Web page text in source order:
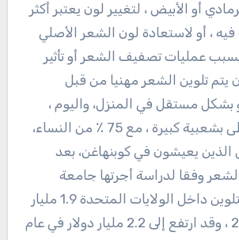
أو الأبيض ، لتغيير لون يعتبر أكثر
، أو لاستعادة لون الشعر الأصلي
عمليات تصفيف الشعر أو تأثير
تلوين الشعر مهنيا من قبل
مستقل في المنزل، واليوم ،
تلوين الشعر يحظى بشعبية كبيرة ، مع 75 ٪ من النساء،
الذين يعيشون في كوبنهاغن، بعد
وفقا لدراسة أجرتها جامعة
كوبنهاغن، وبلغ التلوين داخل الولايات المتحدة 1.9 مليار
دولار في عام 2011 ، وقد ارتفع إلى 2.2 مليار دولار في عام